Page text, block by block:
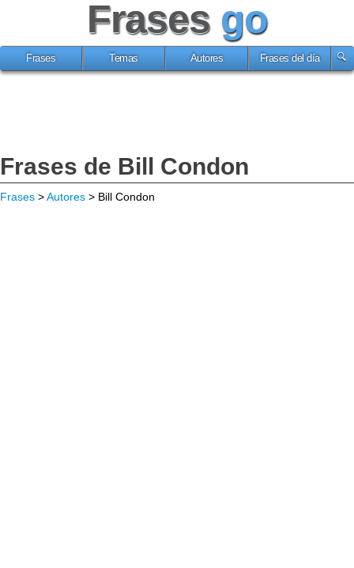
Frases go
Frases Temas Autores Frases del día
Frases de Bill Condon
Frases >Autores > Bill Condon